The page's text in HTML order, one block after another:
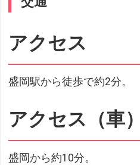
アクセス
盛岡駅から徒歩で約2分。
アクセス（車）
盛岡から約10分。